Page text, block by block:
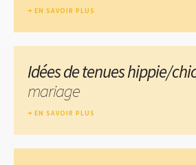
EN SAVOIR PLUS
Idées de tenues hippie/
mariage
EN SAVOIR PLUS